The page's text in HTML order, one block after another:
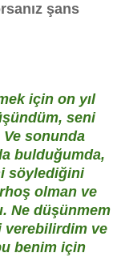
şans
için on yıl
seni
sonunda
bulduğumda,
söylediğini
olman ve
Ne düşünmem
verebilirdim ve
benim için